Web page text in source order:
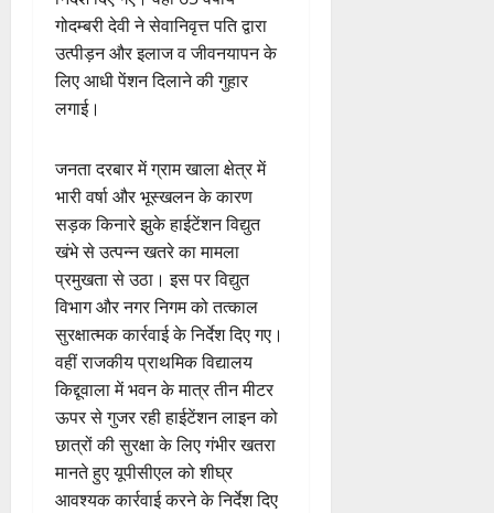
गोदम्बरी देवी ने सेवानिवृत्त पति द्वारा
उत्पीड़न और इलाज व जीवनयापन के
लिए आधी पेंशन दिलाने की गुहार
लगाई।
जनता दरबार में ग्राम खाला क्षेत्र में
भारी वर्षा और भूस्खलन के कारण
सड़क किनारे झुके हाईटेंशन विद्युत
खंभे से उत्पन्न खतरे का मामला
प्रमुखता से उठा। इस पर विद्युत
विभाग और नगर निगम को तत्काल
सुरक्षात्मक कार्रवाई के निर्देश दिए गए।
वहीं राजकीय प्राथमिक विद्यालय
किद्दूवाला में भवन के मात्र तीन मीटर
ऊपर से गुजर रही हाईटेंशन लाइन को
छात्रों की सुरक्षा के लिए गंभीर खतरा
मानते हुए यूपीसीएल को शीघ्र
आवश्यक कार्रवाई करने के निर्देश दिए